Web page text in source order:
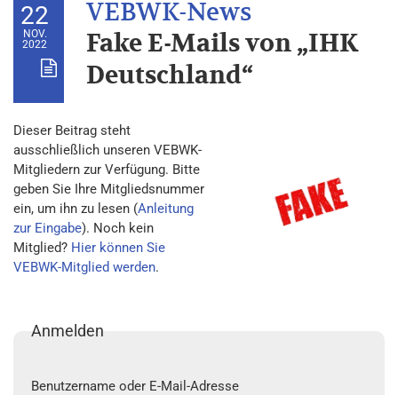
22
NOV.
2022
Fake E-Mails von „IHK
Deutschland“
Dieser Beitrag steht
ausschließlich unseren VEBWK-
Mitgliedern zur Verfügung. Bitte
geben Sie Ihre Mitgliedsnummer
ein, um ihn zu lesen (Anleitung
zur Eingabe). Noch kein
Mitglied? Hier können Sie
VEBWK-Mitglied werden.
Anmelden
Benutzername oder E-Mail-Adresse